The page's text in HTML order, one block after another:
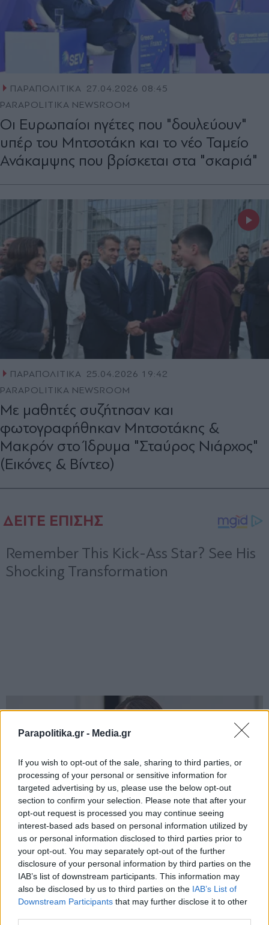
Parapolitika.gr - Media.gr
If you wish to opt-out of the sale, sharing to third parties, or
processing of your personal or sensitive information for
targeted advertising by us, please use the below opt-out
section to confirm your selection. Please note that after your
opt-out request is processed you may continue seeing
interest-based ads based on personal information utilized by
us or personal information disclosed to third parties prior to
your opt-out. You may separately opt-out of the further
disclosure of your personal information by third parties on the
IAB’s list of downstream participants. This information may
also be disclosed by us to third parties on the IAB’s List of
Downstream Participants that may further disclose it to other
ΠΑΡΑΠΟΛΙΤΙΚΑ 27.04.2026 08:45
PARAPOLITIKA NEWSROOM
Οι Ευρωπαίοι ηγέτες που "δουλεύουν"
υπέρ του Μητσοτάκη και το νέο Ταμείο
Ανάκαμψης που βρίσκεται στα "σκαριά"
ΠΑΡΑΠΟΛΙΤΙΚΑ 25.04.2026 19:42
PARAPOLITIKA NEWSROOM
Με μαθητές συζήτησαν και
φωτογραφήθηκαν Μητσοτάκης &
Μακρόν στο Ίδρυμα "Σταύρος Νιάρχος"
(Εικόνες & Βίντεο)
Εγγραφή στο newsletter